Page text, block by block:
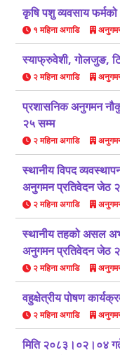
कृषि पशु व्यवसाय
१ महिना अगाडि
स्याफ्रुवेशी, गोलजुङ,
२ महिना अगाडि
प्रशासनिक अनुगमन
२५ सम्म
२ महिना अगाडि
स्थानीय विपद
अनुगमन प्रतिवेदन जेठ
२ महिना अगाडि
स्थानीय तहको असल
अनुगमन प्रतिवेदन जेठ
२ महिना अगाडि
वहुक्षेत्रीय पोषण
२ महिना अगाडि
मिति २०८३।०२।०४